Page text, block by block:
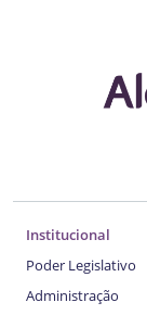
Institucional
Poder Legislativo
Administração